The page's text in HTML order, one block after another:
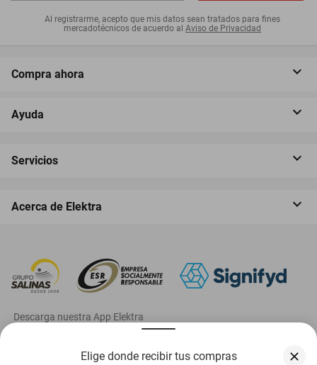
Elige donde recibir tus compras
Al registrarme, acepto que mis datos sean tratados para fines
mercadotécnicos de acuerdo al Aviso de Privacidad
Compra ahora
Ayuda
Servicios
Acerca de Elektra
‎ Descarga nuestra App Elektra